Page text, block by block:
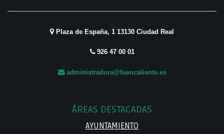
Plaza de España, 1 13130 Ciudad Real
926 47 00 01
administradora@fuencaliente.es
ÁREAS DESTACADAS
AYUNTAMIENTO